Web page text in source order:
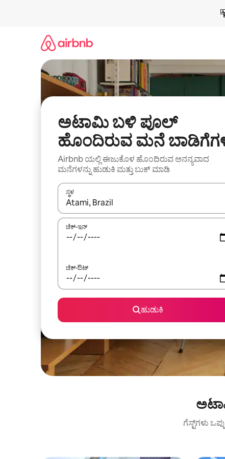
ಅಟಾಮಿ ಬಳಿ ಪೂಲ್
ಹೊಂದಿರುವ ಮನೆ
Airbnb ಯಲ್ಲಿ ಈಜುಕೊಳ ಹೊಂದಿರುವ ಅನನ್ಯವಾದ
ಮನೆಗಳನ್ನು ಹುಡುಕಿ ಮತ್ತು ಬುಕ್ ಮಾಡಿ
ಸ್ಥಳ
ಫಲಿತಾಂಶಗಳು ಲಭ್ಯವಿರುವಾಗ, ಅಪ್ ಮತ್ತು ಡೌನ್ ಬಾಣದ
ಚೆಕ್-ಇನ್
ಚೆಕ್-ಔಟ್
ಹುಡುಕಿ
ಗೆಸ್ಟ್‌ಗಳು